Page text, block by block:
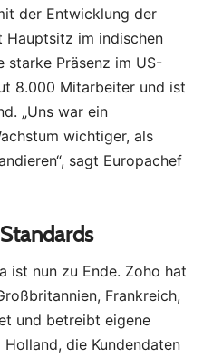
der Entwicklung der
Hauptsitz im indischen
starke Präsenz im US-
8.000 Mitarbeiter und ist
„Uns war ein
wichtiger, als
sagt Europachef
ist nun zu Ende. Zoho hat
Frankreich,
und betreibt eigene
die Kundendaten